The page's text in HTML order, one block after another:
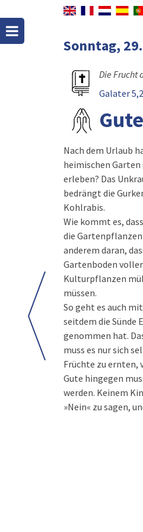
Sonntag,
Die Frucht
Galater
Nach dem Urlaub
heimischen Garten
erleben? Das
bedrängt die
Kohlrabis.
Wie kommt es,
die
anderem daran,
Gartenboden
Kulturpflanzen
müssen.
So geht es auch
seitdem die Sünde
genommen hat.
muss es nur sich
Früchte zu ernten,
Gute hingegen
werden. Keinem
»Nein« zu sagen,